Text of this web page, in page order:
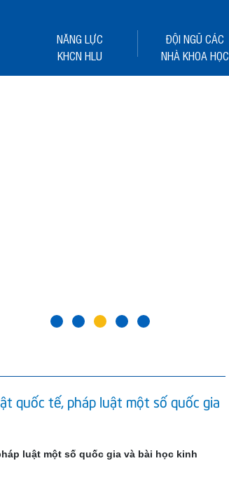
NĂNG LỰC
KHCN HLU
ĐỘI NGŨ CÁC
NHÀ KHOA HỌC
quốc tế, pháp luật một số quốc gia
luật một số quốc gia và bài học kinh